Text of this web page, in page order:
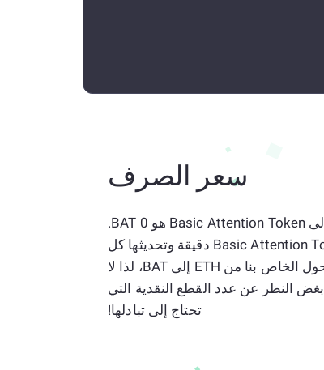
سعر الصرف
المعدل الحالي البالغ 1 Ethereum إلى Basic Attention Token هو 0 BAT.
الرهانات من Ethereum إلى Basic Attention Token دقيقة وتحديثها كل
بضع ثوان. لا توجد قيود على المحول الخاص بنا من ETH إلى BAT، لذا لا
تتردد في استخدام ChangeNOW بغض النظر عن عدد القطع النقدية التي
تحتاج إلى تبادلها!